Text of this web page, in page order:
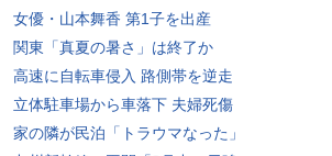
女優・山本舞香 第1子を出産
関東「真夏の暑さ」は終了か
高速に自転車侵入 路側帯を逆走
立体駐車場から車落下 夫婦死傷
家の隣が民泊「トラウマなった」